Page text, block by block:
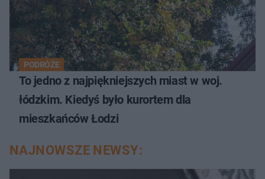
PODRÓŻE
To jedno z najpiękniejszych miast w woj.
łódzkim. Kiedyś było kurortem dla
mieszkańców Łodzi
NAJNOWSZE NEWSY: